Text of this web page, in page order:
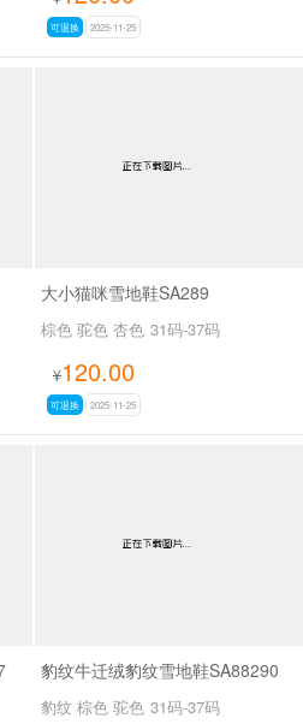
可退换 2025-11-25
大小猫咪雪地鞋SA289
棕色 驼色 杏色 31码-37码
¥120.00
可退换 2025-11-25
豹纹牛迁绒豹纹雪地鞋SA88290
豹纹 棕色 驼色 31码-37码